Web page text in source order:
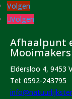
Volgen
Volgen
Afhaalpunt
Mooimakers
Eldersloo 4, 9453
Tel: 0592-243795